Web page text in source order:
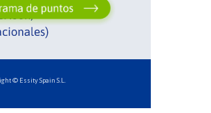
© Essity Spain S.L.